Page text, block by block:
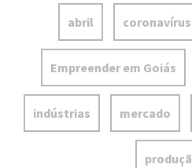
abril coronavírus
Empreender em Goiás
indústrias mercado